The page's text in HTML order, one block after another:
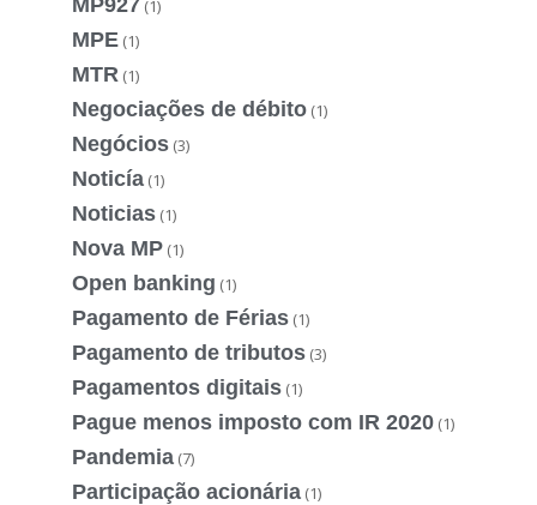
(1)
MPE (1)
MTR (1)
Negociações de débito (1)
Negócios (3)
Noticía (1)
Noticias (1)
Nova MP (1)
Open banking (1)
Pagamento de Férias (1)
Pagamento de tributos (3)
Pagamentos digitais (1)
Pague menos imposto com IR 2020 (1)
Pandemia (7)
Participação acionária (1)